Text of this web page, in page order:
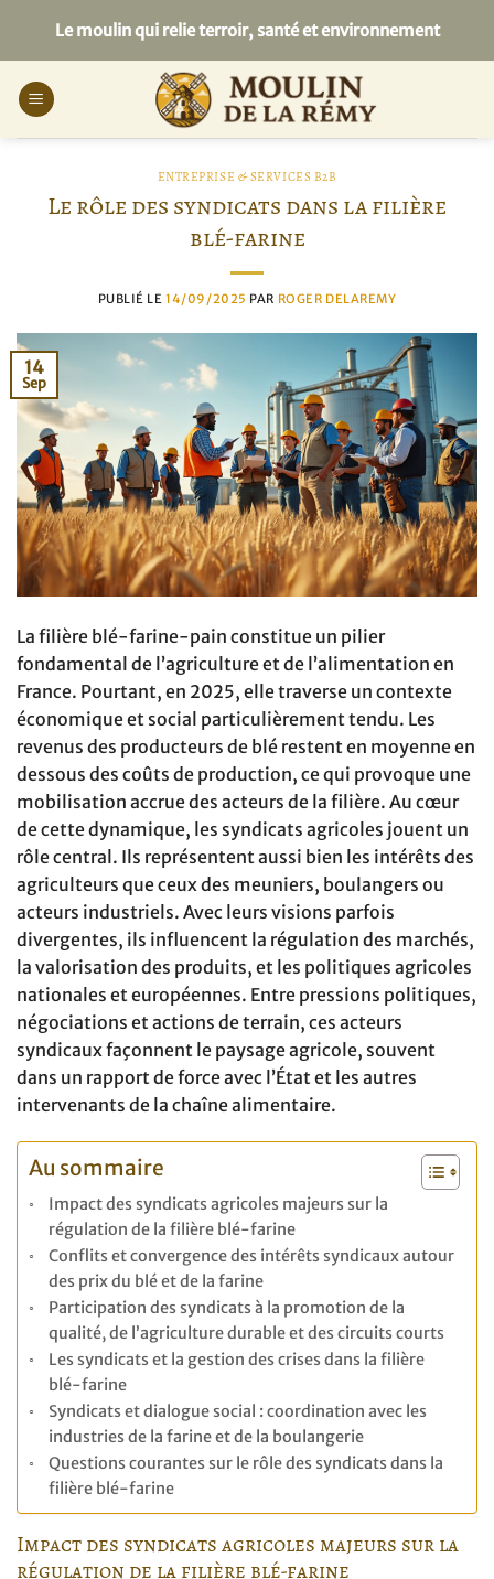
contenu
Le moulin qui relie terroir, santé et environnement
ENTREPRISE & SERVICES B2B
Le rôle des syndicats dans la filière
blé-farine
PUBLIÉ LE14/09/2025 PAR ROGER DELAREMY
14
Sep
La filière blé-farine-pain constitue un pilier
fondamental de l’agriculture et de l’alimentation en
France. Pourtant, en 2025, elle traverse un contexte
économique et social particulièrement tendu. Les
revenus des producteurs de blé restent en moyenne en
dessous des coûts de production, ce qui provoque une
mobilisation accrue des acteurs de la filière. Au cœur
de cette dynamique, les syndicats agricoles jouent un
rôle central. Ils représentent aussi bien les intérêts des
agriculteurs que ceux des meuniers, boulangers ou
acteurs industriels. Avec leurs visions parfois
divergentes, ils influencent la régulation des marchés,
la valorisation des produits, et les politiques agricoles
nationales et européennes. Entre pressions politiques,
négociations et actions de terrain, ces acteurs
syndicaux façonnent le paysage agricole, souvent
dans un rapport de force avec l’État et les autres
intervenants de la chaîne alimentaire.
Au sommaire
Impact des syndicats agricoles majeurs sur la
régulation de la filière blé-farine
Conflits et convergence des intérêts syndicaux autour
des prix du blé et de la farine
Participation des syndicats à la promotion de la
qualité, de l’agriculture durable et des circuits courts
Les syndicats et la gestion des crises dans la filière
blé-farine
Syndicats et dialogue social : coordination avec les
industries de la farine et de la boulangerie
Questions courantes sur le rôle des syndicats dans la
filière blé-farine
Impact des syndicats agricoles majeurs sur la
régulation de la filière blé-farine